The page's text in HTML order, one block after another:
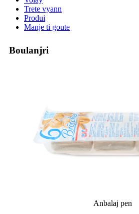
Trete vyann
Produi
Manje ti goute
Boulanjri
Anbalaj pen